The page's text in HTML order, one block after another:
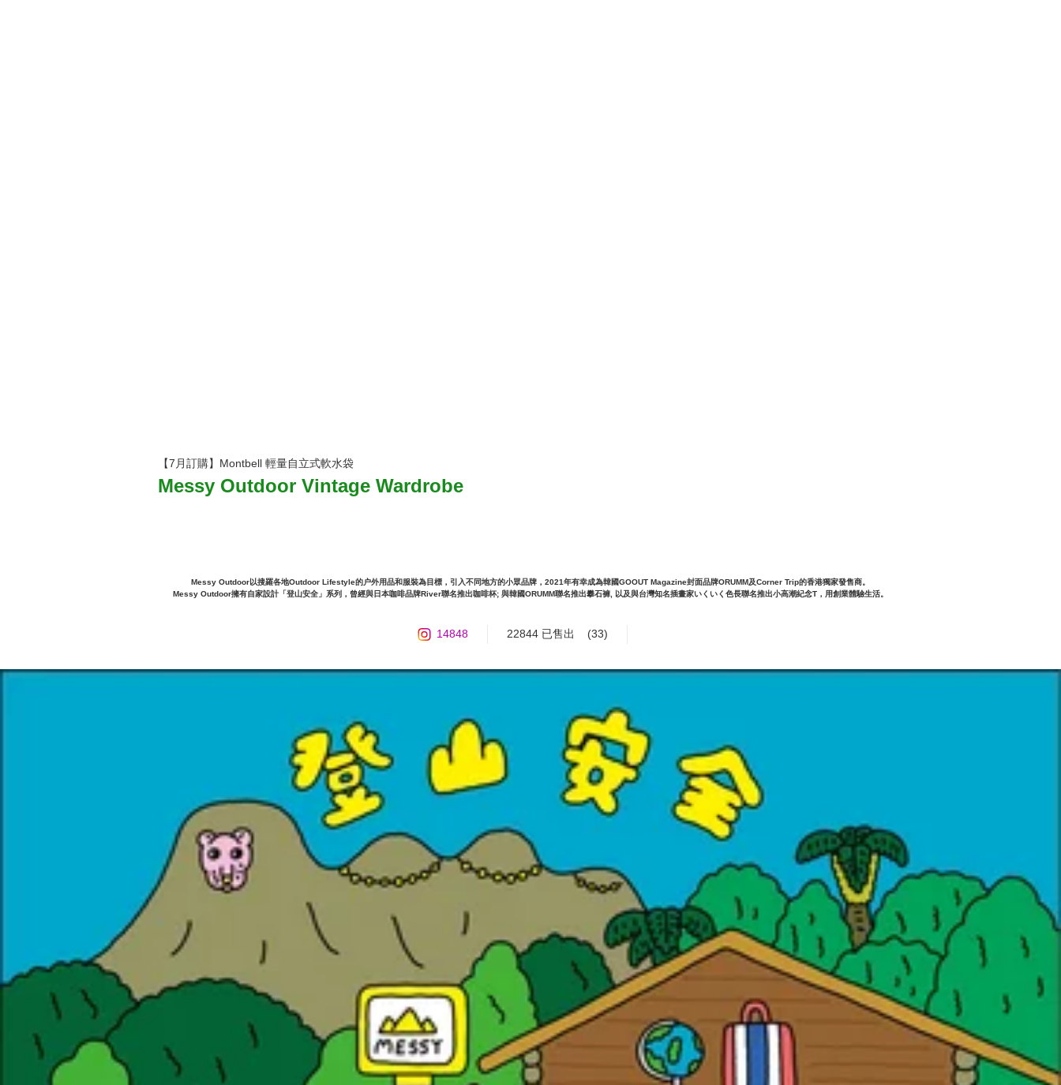
【7月訂購】Montbell 輕量自立式軟水袋
Messy Outdoor Vintage Wardrobe
Messy Outdoor以搜羅各地Outdoor Lifestyle的户外用品和服裝為目標，引入不同地方的小眾品牌，2021年有幸成為韓國GOOUT Magazine封面品牌ORUMM及Corner Trip的香港獨家發售商。
Messy Outdoor擁有自家設計「登山安全」系列，曾經與日本咖啡品牌River聯名推出咖啡杯; 與韓國ORUMM聯名推出攀石褲, 以及與台灣知名插畫家いくいく色長聯名推出小高潮紀念T，用創業體驗生活。
14848 22844 已售出 (33)